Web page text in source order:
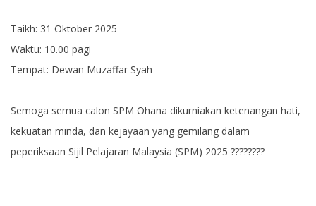
Taikh: 31 Oktober 2025
Waktu: 10.00 pagi
Tempat: Dewan Muzaffar Syah
Semoga semua calon SPM Ohana dikurniakan ketenangan hati,
kekuatan minda, dan kejayaan yang gemilang dalam
peperiksaan Sijil Pelajaran Malaysia (SPM) 2025 ????????